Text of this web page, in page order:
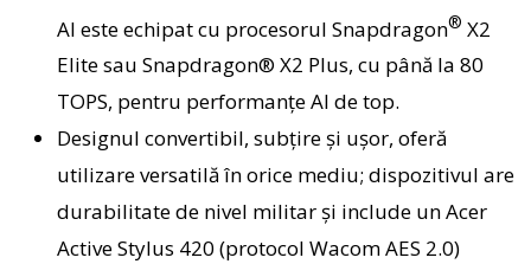
AI este echipat cu procesorul Snapdragon® X2
Elite sau Snapdragon® X2 Plus, cu până la 80
TOPS, pentru performanțe AI de top.
Designul convertibil, subțire și ușor, oferă
utilizare versatilă în orice mediu; dispozitivul are
durabilitate de nivel militar și include un Acer
Active Stylus 420 (protocol Wacom AES 2.0)